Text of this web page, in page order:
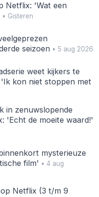
Netflix: 'Wat een
• Gisteren
seizoen• 5 aug 2026
weet kijkers te
kon niet stoppen met
in zenuwslopende
'Echt de moeite waard!'
mysterieuze
film' • 4 aug
Netflix (3 t/m 9